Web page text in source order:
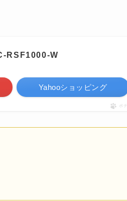
RSF1000-W
Yahooショッピング
ポ